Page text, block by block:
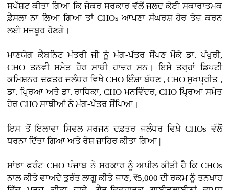
ਸਪੱਸ਼ਟ ਕੀਤਾ ਗਿਆ ਕਿ ਜੇਕਰ ਸਰਕਾਰ ਵੱਲੋਂ ਜਲਦ ਕੋਈ ਸਕਾਰਾਤਮਕ
ਫ਼ੈਸਲਾ ਨਾ ਲਿਆ ਗਿਆ ਤਾਂ CHOs ਆਪਣਾ ਸੰਘਰਸ਼ ਹੋਰ ਤੇਜ਼ ਕਰਨ
ਲਈ ਮਜਬੂਰ ਹੋਣਗੇ।
ਮਾਣਯੋਗ ਕੈਬਨਿਟ ਮੰਤਰੀ ਜੀ ਨੂੰ ਮੰਗ-ਪੱਤਰ ਸੌਂਪਣ ਮੌਕੇ ਡਾ. ਪੰਖੁਰੀ,
CHO ਤਨਵੀ ਸਮੇਤ ਹੋਰ ਸਾਥੀ ਹਾਜ਼ਰ ਸਨ। ਇਸੇ ਤਰ੍ਹਾਂ ਡਿਪਟੀ
ਕਮਿਸ਼ਨਰ ਦਫ਼ਤਰ ਜਲੰਧਰ ਵਿਖੇ CHO ਇੰਸ਼ਾ ਬੱਧਣ , CHO ਸੁਖਪ੍ਰੀਤ ,
ਡਾ. ਪ੍ਰਿਆ ਅਤੇ ਡਾ. ਰਾਧਿਕਾ, CHO ਮਨਵਿੰਦਰ, CHO ਪ੍ਰਿਆ ਸਮੇਤ
ਹੋਰ CHO ਸਾਥੀਆਂ ਨੇ ਮੰਗ-ਪੱਤਰ ਸੌਂਪਿਆ।
ਇਸ ਤੋਂ ਇਲਾਵਾ ਸਿਵਲ ਸਰਜਨ ਦਫ਼ਤਰ ਜਲੰਧਰ ਵਿਖ਼ੇ CHOs ਵੱਲੋਂ
ਧਰਨਾ ਦਿੱਤਾ ਗਿਆ ਅਤੇ ਰੋਸ਼ ਜ਼ਾਹਿਰ ਕੀਤਾ ਗਿਆ |
ਸਾਂਝਾ ਫਰੰਟ CHO ਪੰਜਾਬ ਨੇ ਸਰਕਾਰ ਨੂੰ ਅਪੀਲ ਕੀਤੀ ਹੈ ਕਿ CHOs
ਨਾਲ ਕੀਤੇ ਵਾਅਦੇ ਤੁਰੰਤ ਲਾਗੂ ਕੀਤੇ ਜਾਣ, ₹5,000 ਦੀ ਰਕਮ ਨੂੰ ਤਨਖਾਹ